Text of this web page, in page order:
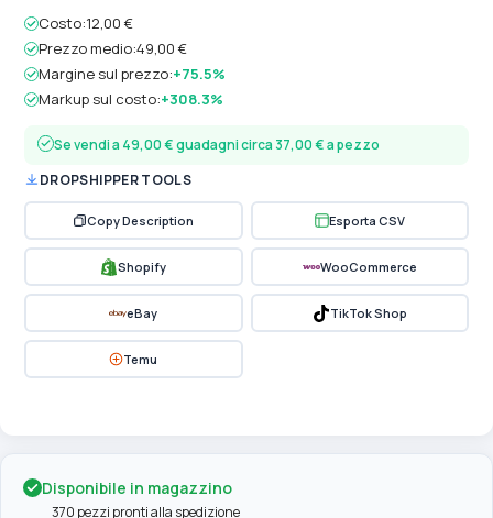
Costo:12,00 €
Prezzo medio:49,00 €
Margine sul prezzo:+75.5%
Markup sul costo:+308.3%
Se vendi a 49,00 € guadagni circa 37,00 € a pezzo
DROPSHIPPER TOOLS
Copy Description Esporta CSV
Shopify WooCommerce
eBay TikTok Shop
Temu
Disponibile in magazzino
370 pezzi pronti alla spedizione